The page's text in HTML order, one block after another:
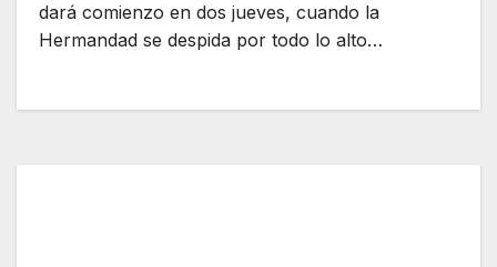
dará comienzo en dos jueves, cuando la
Hermandad se despida por todo lo alto…